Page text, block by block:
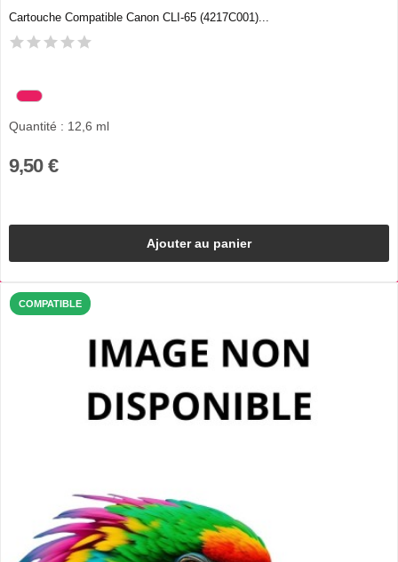
Cartouche Compatible Canon CLI-65 (4217C001)...
Quantité : 12,6 ml
9,50 €
Ajouter au panier
COMPATIBLE